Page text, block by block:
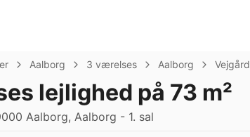
Aalborg 3 værelses Aalborg Vejgård
lejlighed på 73 m²
Aalborg, Aalborg - 1. sal